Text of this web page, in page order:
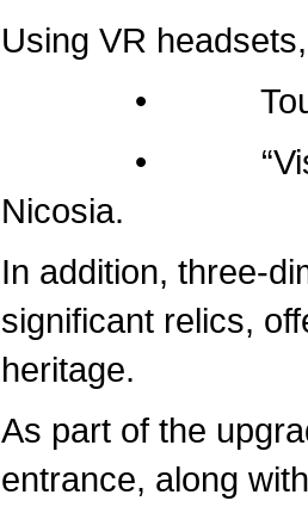
Using VR
• Touring the
• “Visiting”
Nicosia.
In addition, three-
significant relics,
heritage.
As part of the
entrance, along